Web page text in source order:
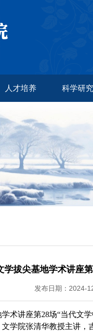
人才培养 科学研究
拔尖基地学术讲座
发布日期：2024-
学术讲座第28场“当代文
学院张清华教授主讲，